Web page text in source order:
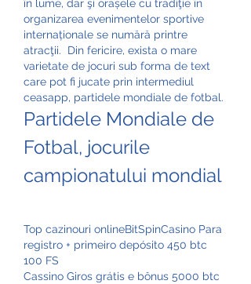
în lume, dar şi orașele cu tradiţie în
organizarea evenimentelor sportive
internaționale se numără printre
atracţii.  Din fericire, exista o mare
varietate de jocuri sub forma de text
care pot fi jucate prin intermediul
ceasapp, partidele mondiale de fotbal.
Partidele Mondiale de
Fotbal, jocurile
campionatului mondial
Top cazinouri onlineBitSpinCasino Para
registro + primeiro depósito 450 btc
100 FS
Cassino Giros grátis e bônus 5000 btc